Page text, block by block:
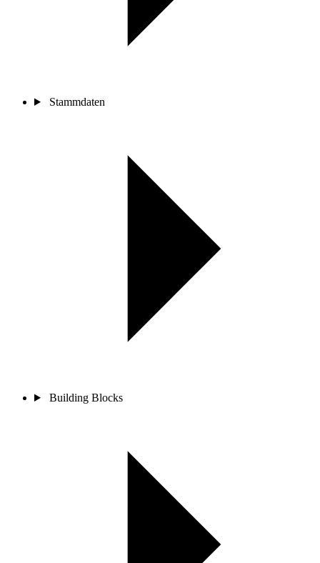
Stammdaten
Building Blocks